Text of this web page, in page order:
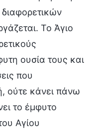
Το Άγιο
ουσία τους και
που
ούτε κάνει πάνω
το έμφυτο
Αγίου